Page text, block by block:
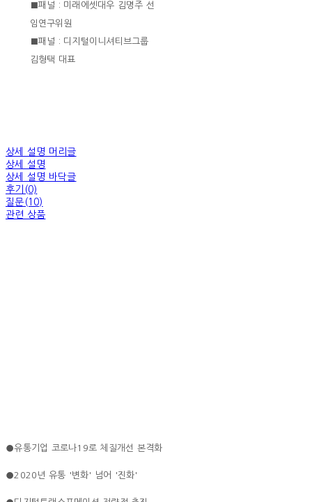
■패널 : 미래에셋대우 김명주 선
임연구위원
■패널 : 디지털이니셔티브그룹
김형택 대표
상세 설명 머리글
상세 설명
상세 설명 바닥글
후기(0)
질문(10)
관련 상품
●유통기업 코로나19로 체질개선 본격화
●2020년 유통 '변화' 넘어 '진화'